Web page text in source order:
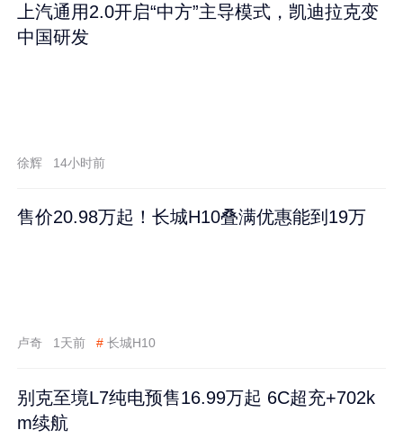
上汽通用2.0开启“中方”主导模式，凯迪拉克变
中国研发
徐辉 14小时前
售价20.98万起！长城H10叠满优惠能到19万
卢奇 1天前 # 长城H10
别克至境L7纯电预售16.99万起 6C超充+702k
m续航